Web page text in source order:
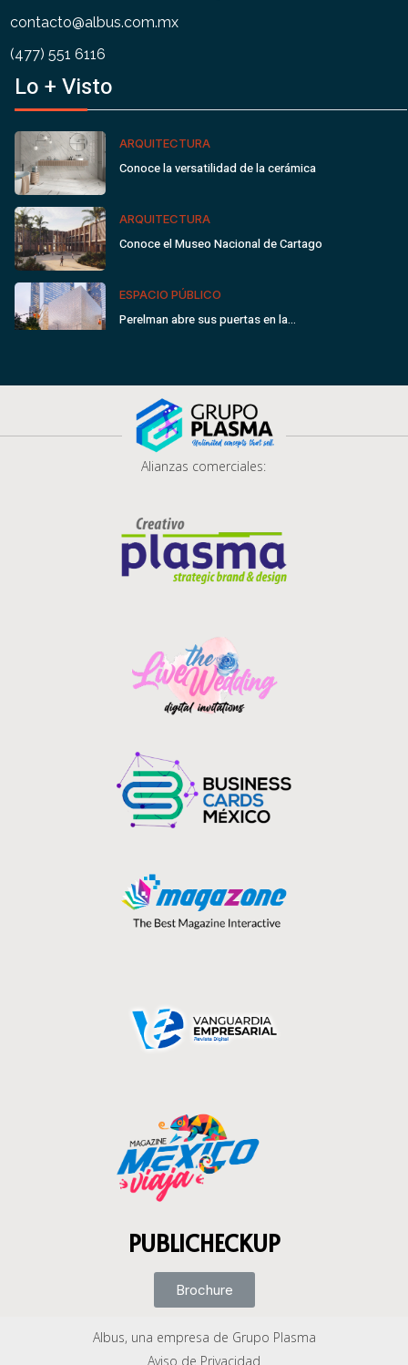
contacto@albus.com.mx
(477) 551 6116
Lo + Visto
ARQUITECTURA
Conoce la versatilidad de la cerámica
ARQUITECTURA
Conoce el Museo Nacional de Cartago
ESPACIO PÚBLICO
Perelman abre sus puertas en la…
Alianzas comerciales:
PUBLICHECKUP
Brochure
Albus, una empresa de Grupo Plasma
Aviso de Privacidad